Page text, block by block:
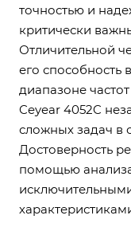
точностью и
критически
Отличительной
его способность
диапазоне частот
Ceyear 4052C
сложных задач в
Достоверность
помощью